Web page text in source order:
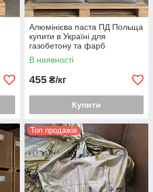
Алюмінієва паста ПД Польща
купити в Україні для
газобетону та фарб
В наявності
455 ₴/кг
Купити
Топ продажів